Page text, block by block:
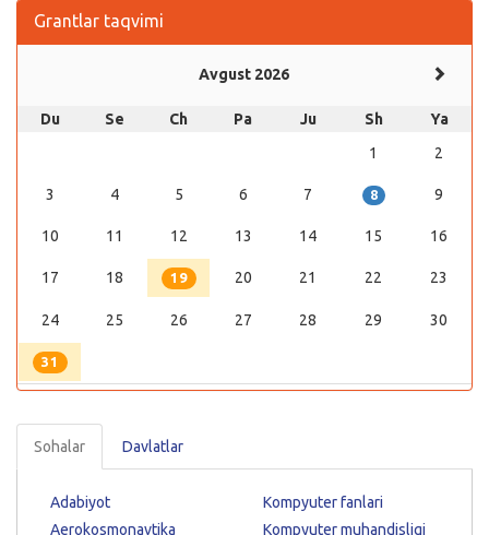
Grantlar taqvimi
Avgust 2026
Du Se Ch Pa Ju Sh
Ya
1
2
3 4 5 6 7 8 9
10 11 12 13 14 15 16
17 18 19 20 21 22 23
24 25 26 27 28 29 30
31
Sohalar Davlatlar
Adabiyot
Aerokosmonavtika
Kompyuter fanlari
Kompyuter muhandisligi